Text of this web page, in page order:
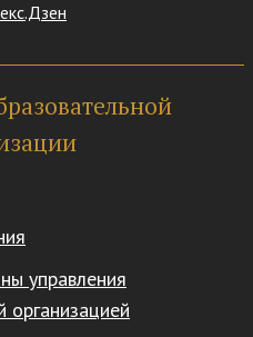
управления
организацией